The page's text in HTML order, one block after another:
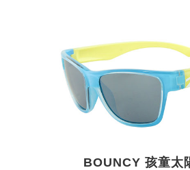
BOUNCY 孩童太